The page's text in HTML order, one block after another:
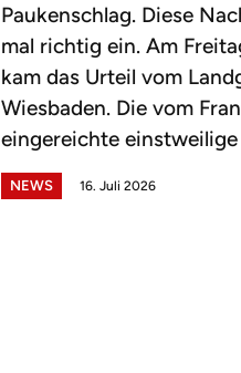
Paukenschlag. Diese
mal richtig ein. Am
kam das Urteil vom
Wiesbaden. Die vom
eingereichte einstweilige
NEWS 16. Juli 2026